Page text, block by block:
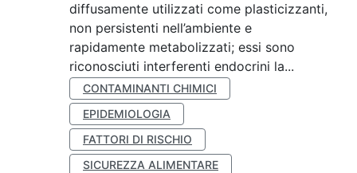
diffusamente utilizzati come plasticizzanti,
non persistenti nell’ambiente e
rapidamente metabolizzati; essi sono
riconosciuti interferenti endocrini la...
CONTAMINANTI CHIMICI
EPIDEMIOLOGIA
FATTORI DI RISCHIO
SICUREZZA ALIMENTARE